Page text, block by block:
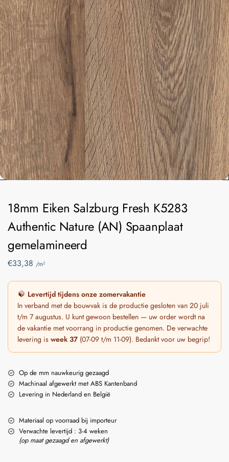
18mm Eiken Salzburg Fresh K5283
Authentic Nature (AN) Spaanplaat
gemelamineerd
€33,38 /m²
Levertijd tijdens onze zomervakantie
In verband met de bouwvak is de productie gesloten van 20 juli
t/m 7 augustus. U kunt gewoon bestellen — uw order wordt na
de vakantie met voorrang in productie genomen. De verwachte
levering is week 37 (07-09 t/m 11-09). Bedankt voor uw begrip!
Op de mm nauwkeurig gezaagd
Machinaal afgewerkt met ABS Kantenband
Levering in Nederland en België
Materiaal op voorraad bij importeur
Verwachte levertijd : 3-4 weken
(op maat gezaagd en afgewerkt)